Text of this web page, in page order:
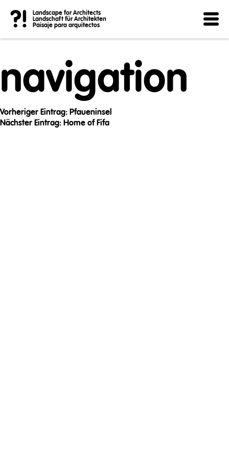
?!
Landscape for Architects
Landschaft für Architekten
Paisaje para arquitectos
Post
navigation
Vorheriger Eintrag: Pfaueninsel
Nächster Eintrag: Home of Fifa